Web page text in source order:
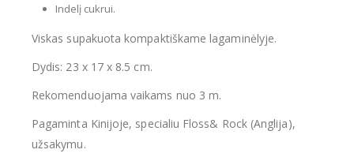
Indelį cukrui.
Viskas supakuota kompaktiškame lagaminėlyje.
Dydis: 23 x 17 x 8.5 cm.
Rekomenduojama vaikams nuo 3 m.
Pagaminta Kinijoje, specialiu Floss& Rock (Anglija),
užsakymu.